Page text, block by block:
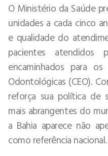
O Ministério da Saúde
unidades a cada cinco
e qualidade do
pacientes atendidos
encaminhados para
Odontológicas (CEO).
reforça sua política de
mais abrangentes do
a Bahia aparece não
como referência nacional.